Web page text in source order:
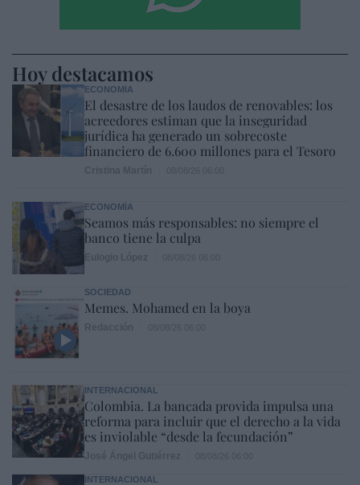
Hoy destacamos
ECONOMÍA
El desastre de los laudos de renovables: los
acreedores estiman que la inseguridad
jurídica ha generado un sobrecoste
financiero de 6.600 millones para el Tesoro
ECONOMÍA
Seamos más responsables: no siempre el
banco tiene la culpa
SOCIEDAD
Memes. Mohamed en la boya
INTERNACIONAL
Colombia. La bancada provida impulsa una
reforma para incluir que el derecho a la vida
es inviolable “desde la fecundación”
INTERNACIONAL